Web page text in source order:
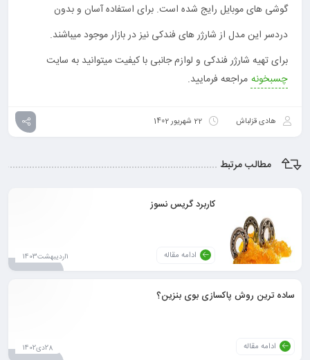
گوشی های موبایل رایج شده است. برای استفاده آسان و بدون
دردسر این مدل از شارژر های فندکی نیز در بازار موجود میباشند.
برای تهیه شارژر فندکی و لوازم جانبی با کیفیت میتوانید به سایت
چسبخونه مراجعه فرمایید.
هادی قزلباش 22 شهریور 1402
مطالب مرتبط
کاربرد گریس نسوز
ادامه مقاله 1اردیبهشت1403
ساده ترین روش پاکسازی بوی بنزین؟
ادامه مقاله 28دی1402